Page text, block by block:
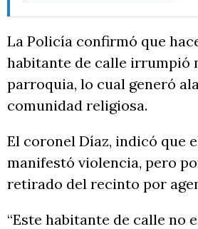
La Policía confirmó que
habitante de calle irrumpió
parroquia, lo cual generó
comunidad religiosa.
El coronel Díaz, indicó que
manifestó violencia, pero
retirado del recinto por
“Este habitante de calle no